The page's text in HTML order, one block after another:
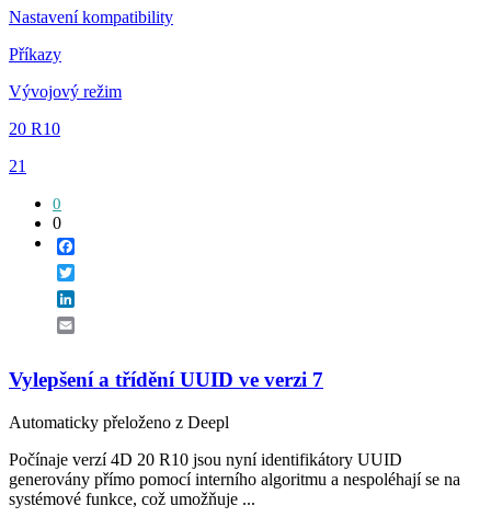
Nastavení kompatibility
Příkazy
Vývojový režim
20 R10
21
0
0
Vylepšení a třídění UUID ve verzi 7
Automaticky přeloženo z Deepl
Počínaje verzí 4D 20 R10 jsou nyní identifikátory UUID
generovány přímo pomocí interního algoritmu a nespoléhají se na
systémové funkce, což umožňuje ...